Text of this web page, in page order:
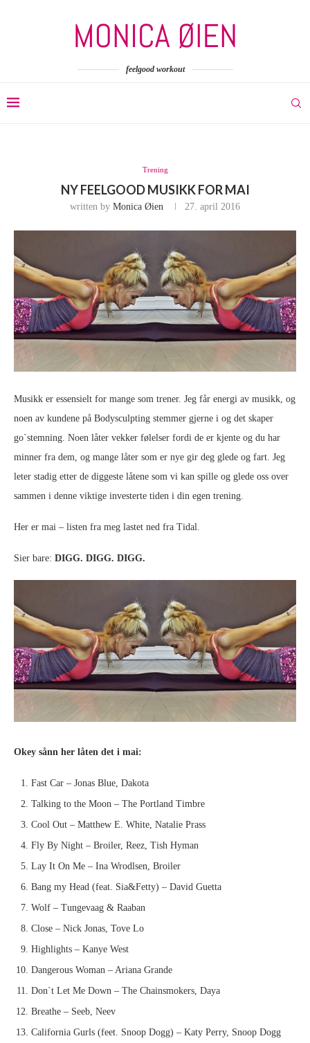
feelgood workout
Trening
NY FEELGOOD MUSIKK FOR MAI
written by Monica Øien 27. april 2016
Musikk er essensielt for mange som trener. Jeg får energi av musikk, og
noen av kundene på Bodysculpting stemmer gjerne i og det skaper
go`stemning. Noen låter vekker følelser fordi de er kjente og du har
minner fra dem, og mange låter som er nye gir deg glede og fart. Jeg
leter stadig etter de diggeste låtene som vi kan spille og glede oss over
sammen i denne viktige investerte tiden i din egen trening.
Her er mai – listen fra meg lastet ned fra Tidal.
Sier bare: DIGG. DIGG. DIGG.
Okey sånn her låten det i mai:
Fast Car – Jonas Blue, Dakota
Talking to the Moon – The Portland Timbre
Cool Out – Matthew E. White, Natalie Prass
Fly By Night – Broiler, Reez, Tish Hyman
Lay It On Me – Ina Wrodlsen, Broiler
Bang my Head (feat. Sia&Fetty) – David Guetta
Wolf – Tungevaag & Raaban
Close – Nick Jonas, Tove Lo
Highlights – Kanye West
Dangerous Woman – Ariana Grande
Don`t Let Me Down – The Chainsmokers, Daya
Breathe – Seeb, Neev
California Gurls (feet. Snoop Dogg) – Katy Perry, Snoop Dogg